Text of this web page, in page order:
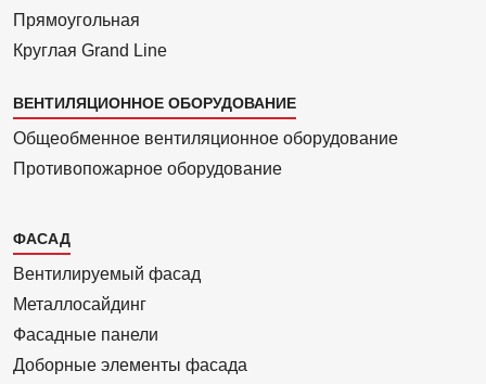
Прямоуголь­ная
Круглая Grand Line
ВЕНТИЛЯЦИОННОЕ ОБОРУДОВАНИЕ
Общеобменное вентиляционное оборудование
Противопожарное оборудование
Каталог
2
ФАСАД
Вентилиру­емый фасад
Металло­сайдинг
Фасадные панели
Доборные элементы фасада